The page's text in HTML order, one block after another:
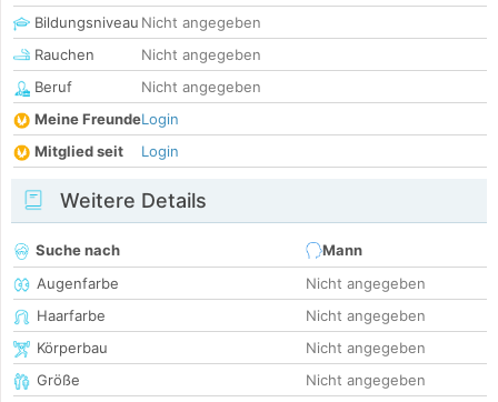
Bildungsniveau Nicht angegeben
Rauchen
Nicht angegeben
Beruf
Nicht angegeben
Meine FreundeLogin
Mitglied seit
Login
Weitere Details
Suche nach
Mann
Augenfarbe
Nicht angegeben
Haarfarbe
Nicht angegeben
Körperbau
Nicht angegeben
Größe
Nicht angegeben